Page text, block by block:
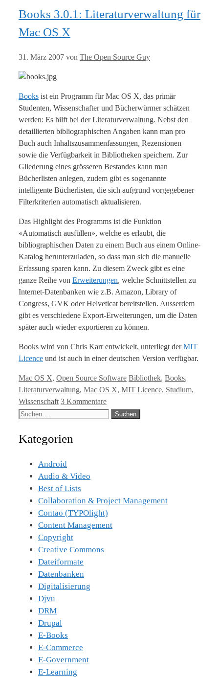
Books 3.0.1: Literaturverwaltung für
Mac OS X
31. März 2007 von The Open Source Guy
Books ist ein Programm für Mac OS X, das primär
Studenten, Wissenschafter und Bücherwürmer schätzen
werden: Es hilft bei der Literaturverwaltung. Nebst den
detaillierten bibliographischen Angaben kann man pro
Buch auch Inhaltszusammenfassungen, Rezensionen
sowie die Verfügbarkeit in Bibliotheken speichern. Zur
Gliederung eines grösseren Bestandes kann man
Bücherlisten anlegen, zudem gibt es sogenannte
intelligente Bücherlisten, die sich aufgrund vorgegebener
Filterkriterien automatisch aktualisieren.
Das Highlight des Programms ist die Funktion
«Automatisch ausfüllen», welche es erlaubt, die
bibliographischen Daten zu einem Buch aus einem Online-
Katalog herunterzuladen, so dass man sich die manuelle
Erfassung sparen kann. Zu diesem Zweck gibt es eine
ganze Reihe von Erweiterungen, welche Schnittstellen zu
Internet-Datenbanken wie z.B. Amazon, Library of
Congress, GVK oder Helveticat bereitstellen. Ausserdem
gibt es verschiedene Export-Erweiterungen, um die Daten
später auch wieder exportieren zu können.
Books wird von Chris Karr entwickelt, unterliegt derMIT
Licence und ist auch in einer deutschen Version verfügbar.
Kategorien
Mac OS X, Open Source Software Tags
Bibliothek, Books,
Literaturverwaltung, Mac OS X, MIT Licence, Studium,
Wissenschaft 3 Kommentare
Suche
Kategorien
Android
Audio & Video
Best of Lists
Collaboration & Project Management
Contao (TYPOlight)
Content Management
Copyright
Creative Commons
Dateiformate
Datenbanken
Digitalisierung
Djvu
DRM
Drupal
E-Books
E-Commerce
E-Government
E-Learning